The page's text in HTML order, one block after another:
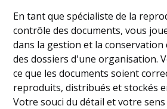
En tant que spécialiste de la
contrôle des documents, vous
dans la gestion et la conservation
des dossiers d'une organisation.
ce que les documents soient
reproduits, distribués et stockés
Votre souci du détail et votre